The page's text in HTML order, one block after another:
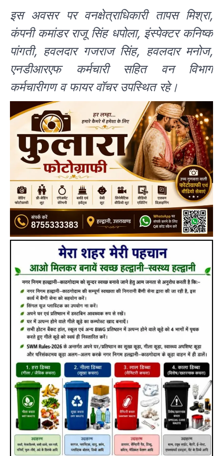
इस अवसर पर वन‌क्षेत्राधिकारी तापस मिश्रा,
कंपनी कमांडर राजू सिंह धपोला, इंस्पेक्टर कनिष्क
पांगती, हवलदार गजराज सिंह, हवलदार मनोज,
एनडीआरएफ कर्मचारी सहित वन विभाग
कर्मचारीगण व फायर वॉचर उपस्थित रहे।